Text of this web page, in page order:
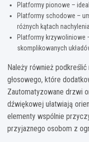
Platformy pionowe –
Platformy schodowe –
różnych kątach nachylenia.
Platformy krzywoliniowe
skomplikowanych
Należy również
głosowego, które
Zautomatyzowane drzwi
dźwiękowej ułatwiają
elementy wspólnie
przyjaznego osobom z